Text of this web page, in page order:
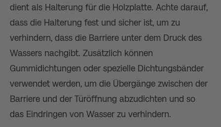
dient als Halterung für die Holzplatte. Achte darauf,
dass die Halterung fest und sicher ist, um zu
verhindern, dass die Barriere unter dem Druck des
Wassers nachgibt. Zusätzlich können
Gummidichtungen oder spezielle Dichtungsbänder
verwendet werden, um die Übergänge zwischen der
Barriere und der Türöffnung abzudichten und so
das Eindringen von Wasser zu verhindern.